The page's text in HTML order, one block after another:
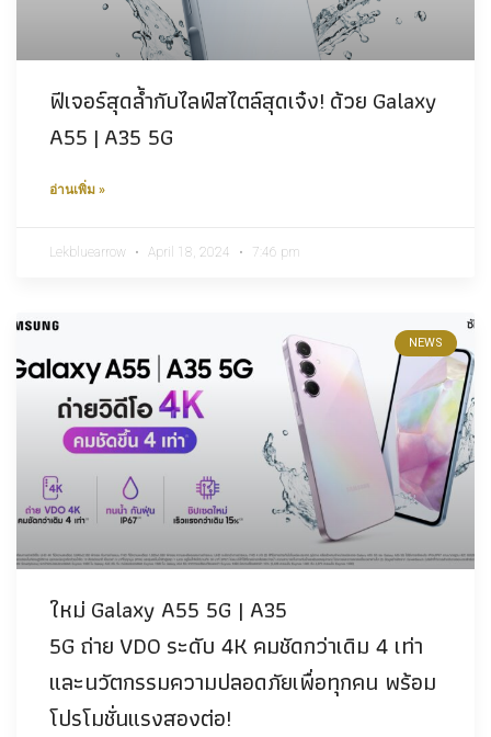
ฟีเจอร์สุดล้ำกับไลฟ์สไตล์สุดเจ๋ง! ด้วย Galaxy
A55 | A35 5G
อ่านเพิ่ม »
Lekbluearrow April 18, 2024 7:46 pm
NEWS
ใหม่ Galaxy A55 5G | A35
5G ถ่าย VDO ระดับ 4K คมชัดกว่าเดิม 4 เท่า
และนวัตกรรมความปลอดภัยเพื่อทุกคน พร้อม
โปรโมชั่นแรงสองต่อ!